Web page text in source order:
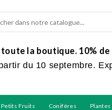
la boutique. 10%
du 10 septembre.
Fruits Conifères